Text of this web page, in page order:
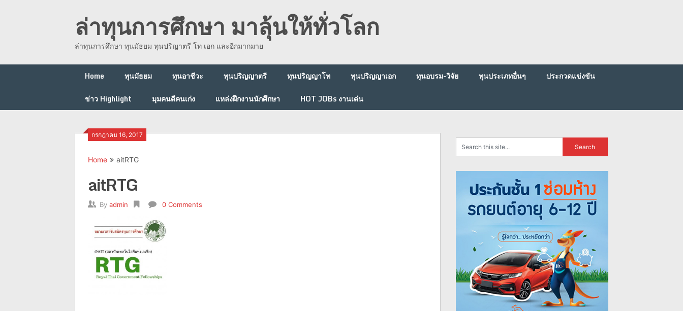
ล่าทุนการศึกษา มาลุ้นให้ทั่วโลก
ล่าทุนการศึกษา ทุนมัธยม ทุนปริญาตรี โท เอก และอีกมากมาย
Home ทุนมัธยม ทุนอาชีวะ ทุนปริญญาตรี ทุนปริญญาโท ทุนปริญญาเอก ทุนอบรม-วิจัย ทุนประเภทอื่นๆ
ประกวดแข่งขัน
ข่าว Highlight
มุมคนดีคนเก่ง แหล่งฝึกงานนักศึกษา HOT JOBs งานเด่น
กรกฎาคม 16, 2017
Home aitRTG
aitRTG
By admin 0 Comments